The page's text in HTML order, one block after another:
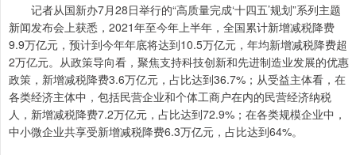
记者从国新办7月28日举行的“高质量完成‘十四五’规划”系列主题
新闻发布会上获悉，2021年至今年上半年，全国累计新增减税降费
9.9万亿元，预计到今年年底将达到10.5万亿元，年均新增减税降费超
2万亿元。从政策导向看，聚焦支持科技创新和先进制造业发展的优惠
政策，新增减税降费3.6万亿元，占比达到36.7%；从受益主体看，在
各类经济主体中，包括民营企业和个体工商户在内的民营经济纳税
人，新增减税降费7.2万亿元，占比达到72.9%；在各类规模企业中，
中小微企业共享受新增减税降费6.3万亿元，占比达到64%。